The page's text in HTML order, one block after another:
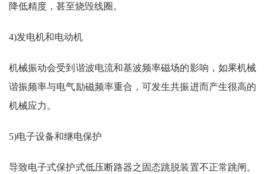
降低精度，甚至烧毁线圈。
4)发电机和电动机
机械振动会受到谐波电流和基波频率磁场的影响，如果机械
谐振频率与电气励磁频率重合，可发生共振进而产生很高的
机械应力。
5)电子设备和继电保护
导致电子式保护式低压断路器之固态跳脱装置不正常跳闸。